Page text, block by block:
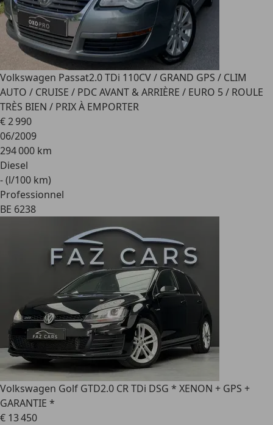
Volkswagen Passat2.0 TDi 110CV / GRAND GPS / CLIM
AUTO / CRUISE / PDC AVANT & ARRIÈRE / EURO 5 / ROULE
TRÈS BIEN / PRIX À EMPORTER
€ 2 990
06/2009
294 000 km
Diesel
- (l/100 km)
Professionnel
BE 6238
Volkswagen Golf GTD2.0 CR TDi DSG * XENON + GPS +
GARANTIE *
€ 13 450